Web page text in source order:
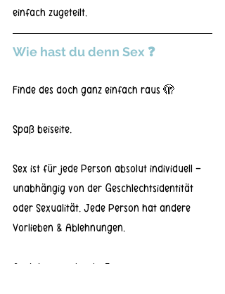
einfach zugeteilt.
Wie hast du denn Sex ❓
Finde des doch ganz einfach raus 🫣
Spaß beiseite.
Sex ist für jede Person absolut individuell -
unabhängig von der Geschlechtsidentität
oder Sexualität. Jede Person hat andere
Vorlieben & Ablehnungen.
Auch hier wieder die Frage: